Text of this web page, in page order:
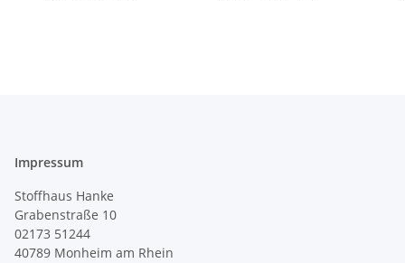
Impressum
Stoffhaus Hanke
Grabenstraße 10
02173 51244
40789 Monheim am Rhein